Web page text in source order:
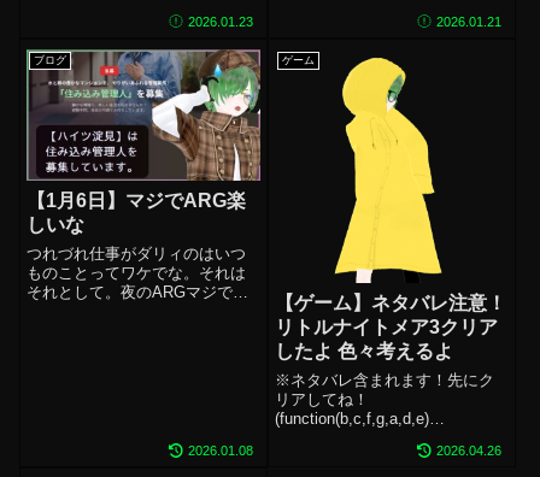
き #Webミステリー
2026.01.23 2026.01.21
ブログ
【1月6日】マジでARG楽
しいな
つれづれ仕事がダリィのはいつ
ものことってワケでな。それは
それとして。夜のARGマジで楽
2026.01.08
ゲーム
【ゲーム】ネタバレ注意！
リトルナイトメア3クリア
したよ 色々考えるよ
※ネタバレ含まれます！先にク
リアしてね！
(function(b,c,f,g,a,d,e)
2026.04.26